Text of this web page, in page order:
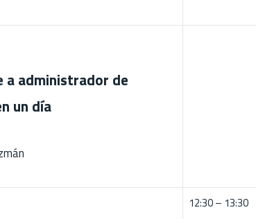
a administrador de
un día
12:30 – 13:30